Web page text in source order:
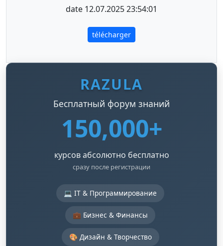
date 12.07.2025 23:54:01
télécharger
RAZULA
Бесплатный форум знаний
150,000+
курсов абсолютно бесплатно
сразу после регистрации
💻 IT & Программирование
💼 Бизнес & Финансы
🎨 Дизайн & Творчество